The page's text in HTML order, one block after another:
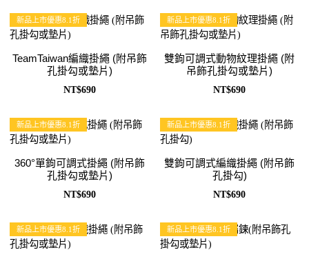
新品上市優惠8.1折
TeamTaiwan編織掛繩 (附吊飾
孔掛勾或墊片)
NT$690
新品上市優惠8.1折
雙鉤可調式動物紋理掛繩 (附
吊飾孔掛勾或墊片)
NT$690
新品上市優惠8.1折
360°單鉤可調式掛繩 (附吊飾
孔掛勾或墊片)
NT$690
新品上市優惠8.1折
雙鉤可調式編織掛繩 (附吊飾
孔掛勾)
NT$690
新品上市優惠8.1折 新品上市優惠8.1折